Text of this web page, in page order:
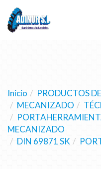
Inicio
PRODUCTOS
MECANIZADO
MECANIZADO
DIN 69871 SK